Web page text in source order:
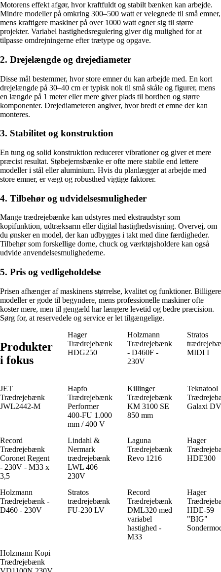
Motorens effekt afgør, hvor kraftfuldt og stabilt bænken kan arbejde.
Mindre modeller på omkring 300–500 watt er velegnede til små emner,
mens kraftigere maskiner på over 1000 watt egner sig til større
projekter. Variabel hastighedsregulering giver dig mulighed for at
tilpasse omdrejningerne efter trætype og opgave.
2. Drejelængde og drejediameter
Disse mål bestemmer, hvor store emner du kan arbejde med. En kort
drejelængde på 30–40 cm er typisk nok til små skåle og figurer, mens
en længde på 1 meter eller mere giver plads til bordben og større
komponenter. Drejediameteren angiver, hvor bredt et emne der kan
monteres.
3. Stabilitet og konstruktion
En tung og solid konstruktion reducerer vibrationer og giver et mere
præcist resultat. Støbejernsbænke er ofte mere stabile end lettere
modeller i stål eller aluminium. Hvis du planlægger at arbejde med
store emner, er vægt og robusthed vigtige faktorer.
4. Tilbehør og udvidelsesmuligheder
Mange trædrejebænke kan udstyres med ekstraudstyr som
kopifunktion, udtræksarm eller digital hastighedsvisning. Overvej, om
du ønsker en model, der kan udbygges i takt med dine færdigheder.
Tilbehør som forskellige dorne, chuck og værktøjsholdere kan også
udvide anvendelsesmulighederne.
5. Pris og vedligeholdelse
Prisen afhænger af maskinens størrelse, kvalitet og funktioner. Billigere
modeller er gode til begyndere, mens professionelle maskiner ofte
koster mere, men til gengæld har længere levetid og bedre præcision.
Sørg for, at reservedele og service er let tilgængelige.
Produkter
i fokus
Hager
Trædrejebænk
HDG250
Holzmann
Trædrejebænk
- D460F -
230V
Stratos
MIDI I
JET
Trædrejebænk
JWL2442-M
Hapfo
Trædrejebænk
Performer
400-FU 1.000
mm / 400 V
Killinger
Trædrejebænk
KM 3100 SE
850 mm
Teknatool
Galaxi
Record
Trædrejebænk
Coronet Regent
- 230V - M33 x
3,5
Lindahl &
Nermark
trædrejebænk
LWL 406
230V
Laguna
Trædrejebænk
Revo 1216
Hager
HDE300
Holzmann
Trædrejebænk -
D460 - 230V
Stratos
trædrejebænk
FU-230 LV
Record
Trædrejebænk
DML320 med
variabel
hastighed -
M33
Hager
HDE-59
"BIG"
Holzmann Kopi
Trædrejebænk